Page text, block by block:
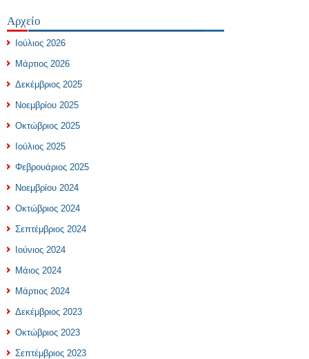
Αρχείο
Ιούλιος 2026
Μάρτιος 2026
Δεκέμβριος 2025
Νοεμβρίου 2025
Οκτώβριος 2025
Ιούλιος 2025
Φεβρουάριος 2025
Νοεμβρίου 2024
Οκτώβριος 2024
Σεπτέμβριος 2024
Ιούνιος 2024
Μάιος 2024
Μάρτιος 2024
Δεκέμβριος 2023
Οκτώβριος 2023
Σεπτέμβριος 2023